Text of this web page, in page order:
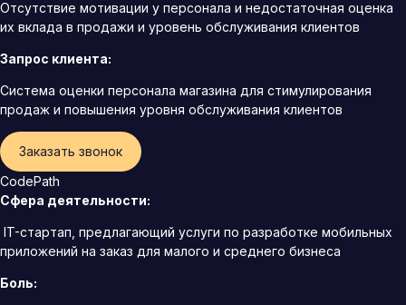
Отсутствие мотивации у персонала и недостаточная оценка
их вклада в продажи и уровень обслуживания клиентов
Запрос клиента:
Система оценки персонала магазина для стимулирования
продаж и повышения уровня обслуживания клиентов
Заказать звонок
CodePath
Сфера деятельности:
IT-стартап, предлагающий услуги по разработке мобильных
приложений на заказ для малого и среднего бизнеса
Боль: